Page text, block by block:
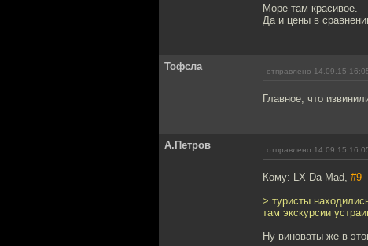
Море там красивое.
Да и цены в
Тофсла отправлено 14.09.15
Главное, что
А.Петров отправлено 14.09.15
Кому: LX Da Mad, #9
> туристы
там экскурсии
Ну виноваты же в